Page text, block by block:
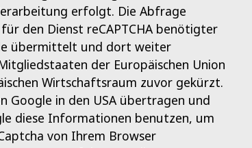
erfolgt. Die Abfrage
den Dienst reCAPTCHA benötigter
übermittelt und dort weiter
der Europäischen Union
Wirtschaftsraum zuvor gekürzt.
Google in den USA übertragen und
diese Informationen benutzen, um
von Ihrem Browser